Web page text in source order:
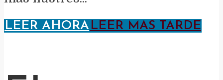
LEER AHORA LEER MAS TARDE